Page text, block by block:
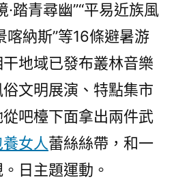
·踏青尋幽”“平易近族風
喀納斯”等16條避暑游
地域已發布叢林音樂
文明展演、特點集市
吧檯下面拿出兩件武
養女人蕾絲絲帶，和一
日主題運動。